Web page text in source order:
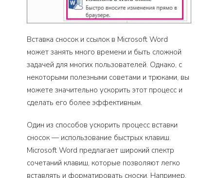
Вставка сносок и ссылок в Microsoft Word
может занять много времени и быть сложной
задачей для многих пользователей. Однако, с
некоторыми полезными советами и трюками, вы
можете значительно ускорить этот процесс и
сделать его более эффективным.
Один из способов ускорить процесс вставки
сносок — использование быстрых клавиш.
Microsoft Word предлагает широкий спектр
сочетаний клавиш, которые позволяют легко
вставлять и форматировать сноски. Например,